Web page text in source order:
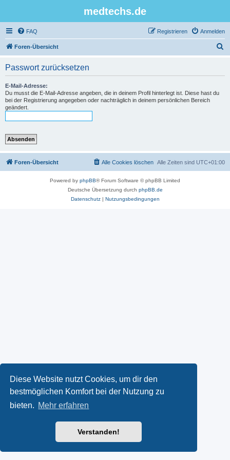
Diese Website nutzt Cookies, um dir den
bestmöglichen Komfort bei der Nutzung zu
bieten. Mehr erfahren
Verstanden!
medtechs.de
FAQ Anmelden
Registrieren
Foren-Übersicht
Passwort zurücksetzen
E-Mail-Adresse:
Du musst die E-Mail-Adresse angeben, die in deinem Profil hinterlegt ist. Diese hast du
bei der Registrierung angegeben oder nachträglich in deinem persönlichen Bereich
geändert.
Foren-Übersicht Alle Zeiten sind UTC+01:00
Alle Cookies löschen
Powered by phpBB® Forum Software © phpBB Limited
Deutsche Übersetzung durch phpBB.de
Datenschutz| Nutzungsbedingungen